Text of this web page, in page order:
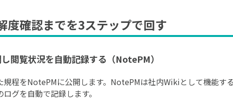
度確認までを3ステップで回す
閲覧状況を自動記録する（NotePM）
規程をNotePMに公開します。NotePMは社内Wikiとして機能す
グを自動で記録します。